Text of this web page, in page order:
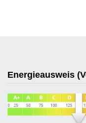
Energieausweis